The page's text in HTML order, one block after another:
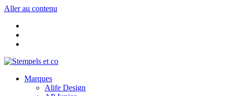
Aller au contenu
Marques
Alife Design